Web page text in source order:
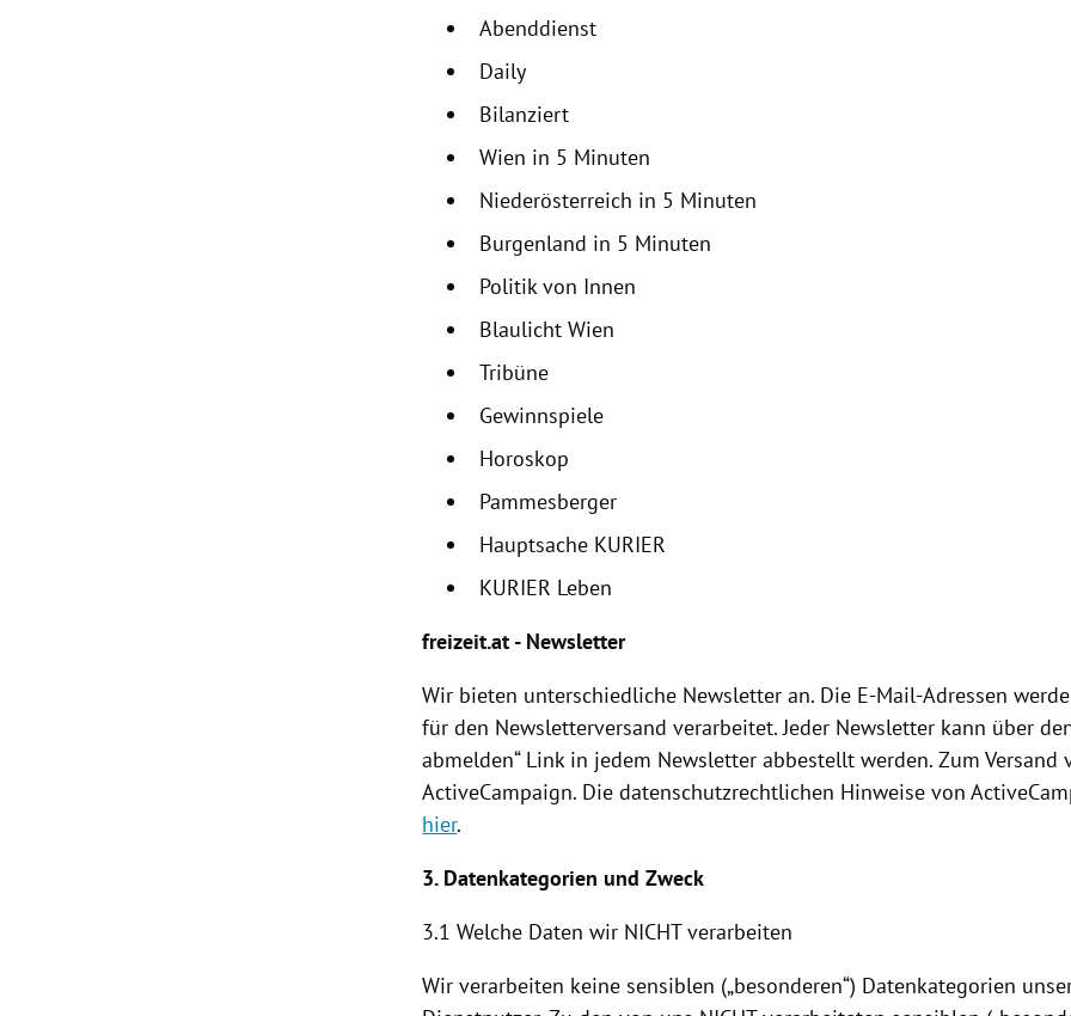
Abenddienst
Daily
Bilanziert
Wien in 5 Minuten
Niederösterreich in 5 Minuten
Burgenland in 5 Minuten
Politik von Innen
Blaulicht Wien
Tribüne
Gewinnspiele
Horoskop
Pammesberger
Hauptsache KURIER
KURIER Leben
freizeit.at - Newsletter
Wir bieten unterschiedliche Newsletter an. Die E-Mail-Adressen
für den Newsletterversand verarbeitet. Jeder Newsletter kann über
abmelden“ Link in jedem Newsletter abbestellt werden. Zum Versand
ActiveCampaign. Die datenschutzrechtlichen Hinweise von
hier.
3. Datenkategorien und Zweck
3.1 Welche Daten wir NICHT verarbeiten
Wir verarbeiten keine sensiblen („besonderen“) Datenkategorien